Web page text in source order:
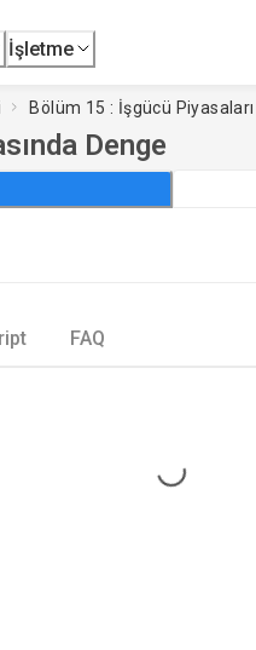
İşletme
Bölüm 15 : İşgücü
Denge
FAQ
Loading...